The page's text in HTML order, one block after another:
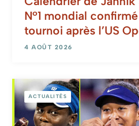
N°1 mondial
tournoi après l’US
4 AOÛT 2026
ACTUALITÉS